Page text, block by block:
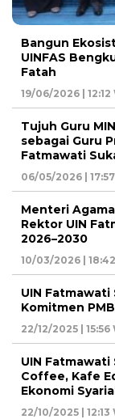
Bangun
UINFAS
Fatah
19/06/2026 | 12:12
Tujuh Guru
sebagai Guru
Fatmawati
06/05/2026 |
Menteri
Rektor UIN
2026–2030
10/03/2026 |
UIN
Komitmen
22/12/2025 | 15:56
UIN
Coffee, Kafe
Ekonomi
22/10/2025 | 12:13